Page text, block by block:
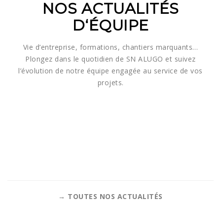
NOS ACTUALITÉS
D‘ÉQUIPE
Vie d’entreprise, formations, chantiers marquants…
Plongez dans le quotidien de SN ALUGO et suivez
l’évolution de notre équipe engagée au service de vos
projets.
→ TOUTES NOS ACTUALITÉS